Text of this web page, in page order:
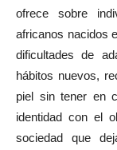
ofrece sobre
africanos nacidos
dificultades de
hábitos nuevos,
piel sin tener en
identidad con el
sociedad que